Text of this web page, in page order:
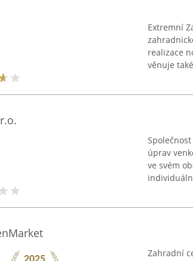
Extremní
realizace
věnuje
úprav
ve svém
Zahradní